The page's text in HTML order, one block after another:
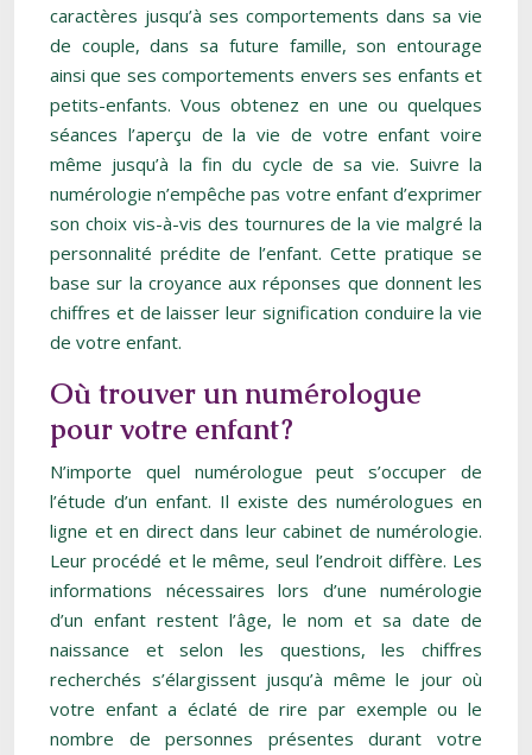
caractères jusqu’à ses comportements dans sa vie
de couple, dans sa future famille, son entourage
ainsi que ses comportements envers ses enfants et
petits-enfants. Vous obtenez en une ou quelques
séances l’aperçu de la vie de votre enfant voire
même jusqu’à la fin du cycle de sa vie. Suivre la
numérologie n’empêche pas votre enfant d’exprimer
son choix vis-à-vis des tournures de la vie malgré la
personnalité prédite de l’enfant. Cette pratique se
base sur la croyance aux réponses que donnent les
chiffres et de laisser leur signification conduire la vie
de votre enfant.
Où trouver un numérologue
pour votre enfant ?
N’importe quel numérologue peut s’occuper de
l’étude d’un enfant. Il existe des numérologues en
ligne et en direct dans leur cabinet de numérologie.
Leur procédé et le même, seul l’endroit diffère. Les
informations nécessaires lors d’une numérologie
d’un enfant restent l’âge, le nom et sa date de
naissance et selon les questions, les chiffres
recherchés s’élargissent jusqu’à même le jour où
votre enfant a éclaté de rire par exemple ou le
nombre de personnes présentes durant votre